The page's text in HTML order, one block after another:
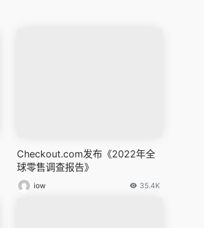
Checkout.com发布《2022年全
球零售调查报告》
iow 35.4K